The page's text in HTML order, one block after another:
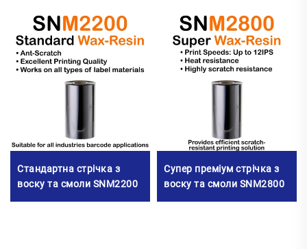
Стандартна стрічка з
воску та смоли SNM2200
Супер преміум стрічка з
воску та смоли SNM2800